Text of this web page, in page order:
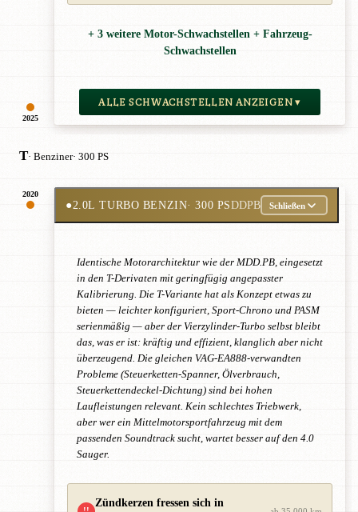
2025
+ 3 weitere Motor-Schwachstellen + Fahrzeug-
Schwachstellen
ALLE SCHWACHSTELLEN ANZEIGEN ▾
T· Benziner· 300 PS
2020
●2.0L TURBO BENZIN· 300 PSDDPB Schließen
Identische Motorarchitektur wie der MDD.PB, eingesetzt
in den T-Derivaten mit geringfügig angepasster
Kalibrierung. Die T-Variante hat als Konzept etwas zu
bieten — leichter konfiguriert, Sport-Chrono und PASM
serienmäßig — aber der Vierzylinder-Turbo selbst bleibt
das, was er ist: kräftig und effizient, klanglich aber nicht
überzeugend. Die gleichen VAG-EA888-verwandten
Probleme (Steuerketten-Spanner, Ölverbrauch,
Steuerkettendeckel-Dichtung) sind bei hohen
Laufleistungen relevant. Kein schlechtes Triebwerk,
aber wer ein Mittelmotorsportfahrzeug mit dem
passenden Soundtrack sucht, wartet besser auf den 4.0
Sauger.
Zündkerzen fressen sich in